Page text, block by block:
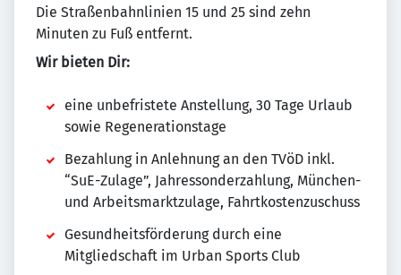
Die Straßenbahnlinien 15 und 25 sind zehn
Minuten zu Fuß entfernt.
Wir bieten Dir:
eine unbefristete Anstellung, 30 Tage Urlaub
sowie Regenerationstage
Bezahlung in Anlehnung an den TVöD inkl.
“SuE-Zulage”, Jahressonderzahlung, München-
und Arbeitsmarktzulage, Fahrtkostenzuschuss
Gesundheitsförderung durch eine
Mitgliedschaft im Urban Sports Club